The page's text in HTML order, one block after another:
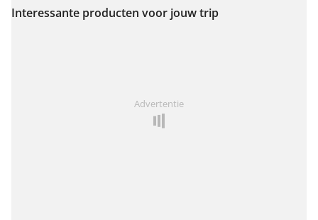
Bekijk op kaart
Interessante producten voor jouw trip
Advertentie